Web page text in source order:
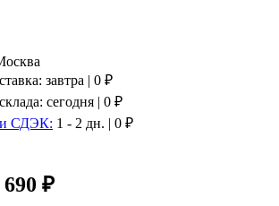
завтра | 0 ₽
сегодня | 0 ₽
СДЭК: 1 - 2 дн. | 0 ₽
690 ₽